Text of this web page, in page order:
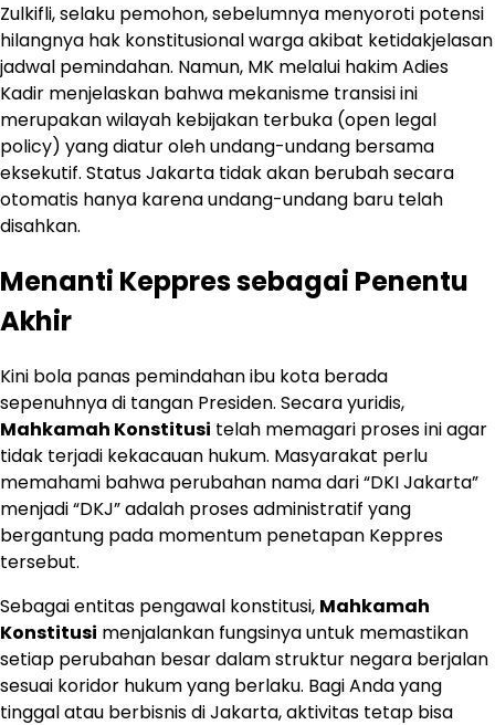
Zulkifli, selaku pemohon, sebelumnya menyoroti potensi
hilangnya hak konstitusional warga akibat ketidakjelasan
jadwal pemindahan. Namun, MK melalui hakim Adies
Kadir menjelaskan bahwa mekanisme transisi ini
merupakan wilayah kebijakan terbuka (open legal
policy) yang diatur oleh undang-undang bersama
eksekutif. Status Jakarta tidak akan berubah secara
otomatis hanya karena undang-undang baru telah
disahkan.
Menanti Keppres sebagai Penentu
Akhir
Kini bola panas pemindahan ibu kota berada
sepenuhnya di tangan Presiden. Secara yuridis,
Mahkamah Konstitusi telah memagari proses ini agar
tidak terjadi kekacauan hukum. Masyarakat perlu
memahami bahwa perubahan nama dari “DKI Jakarta”
menjadi “DKJ” adalah proses administratif yang
bergantung pada momentum penetapan Keppres
tersebut.
Sebagai entitas pengawal konstitusi, Mahkamah
Konstitusi menjalankan fungsinya untuk memastikan
setiap perubahan besar dalam struktur negara berjalan
sesuai koridor hukum yang berlaku. Bagi Anda yang
tinggal atau berbisnis di Jakarta, aktivitas tetap bisa